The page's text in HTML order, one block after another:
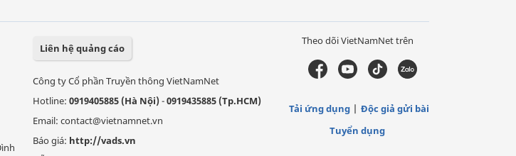
Liên hệ quảng cáo
Công ty Cổ phần Truyền thông VietNamNet
Hotline: 0919405885 (Hà Nội)-0919435885 (Tp.HCM)
Email: contact@vietnamnet.vn
Báo giá: http://vads.vn
Theo dõi VietNamNet trên
Tải ứng dụng
Độc giả gửi bài
Tuyển dụng